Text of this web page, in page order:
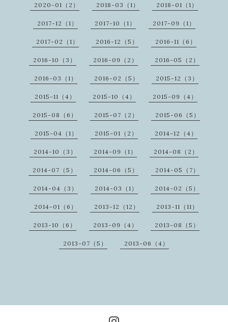
2020-01（2） 2018-03（1） 2018-01（1）
2017-12（1） 2017-10（1） 2017-09（1）
2017-02（1） 2016-12（5） 2016-11（6）
2016-10（3） 2016-09（2） 2016-05（2）
2016-03（1） 2016-02（5） 2015-12（3）
2015-11（4） 2015-10（4） 2015-09（4）
2015-08（6） 2015-07（2） 2015-06（5）
2015-04（1） 2015-01（2） 2014-12（4）
2014-10（3） 2014-09（1） 2014-08（2）
2014-07（5） 2014-06（5） 2014-05（7）
2014-04（3） 2014-03（1） 2014-02（5）
2014-01（6） 2013-12（12） 2013-11（11）
2013-10（6） 2013-09（4） 2013-08（5）
2013-07（5） 2013-06（4）